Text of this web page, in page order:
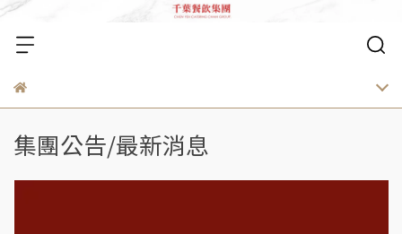
集團公告/最新消息